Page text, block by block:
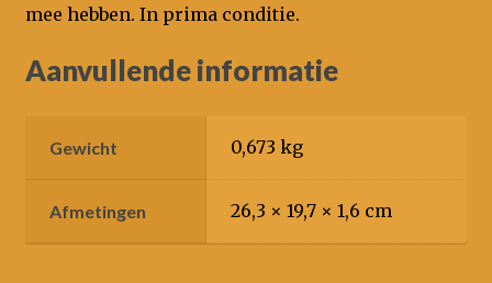
mee hebben. In prima conditie.
Aanvullende informatie
Gewicht 0,673 kg
Afmetingen 26,3 × 19,7 × 1,6 cm